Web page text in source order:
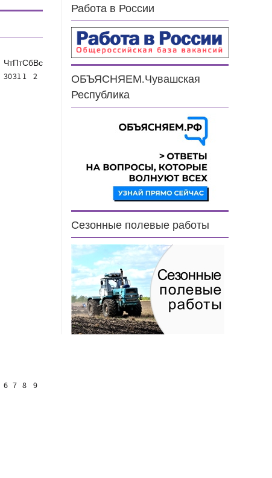
ЧтПтСбВс
30311 2
6 7 8 9
Работа в России
ОБЪЯСНЯЕМ.Чувашская
Республика
Сезонные полевые работы